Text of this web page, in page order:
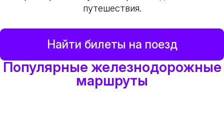
путешествия.
Найти билеты на поезд
Популярные железнодорожные
маршруты